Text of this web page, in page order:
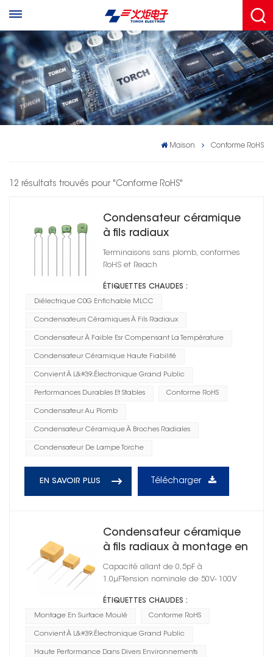
Maison Conforme RoHS
12 résultats trouvés pour "Conforme RoHS"
Condensateur céramique
à fils radiaux
Terminaisons sans plomb, conformes
RoHS et Reach
ÉTIQUETTES CHAUDES :
Diélectrique C0G Enfichable MLCC
Condensateurs Céramiques À Fils Radiaux
Condensateur À Faible Esr Compensant La Température
Condensateur Céramique Haute Fiabilité
Convient À L&#39;électronique Grand Public
Performances Durables Et Stables Conforme RoHS
Condensateur Au Plomb
Condensateur Céramique À Broches Radiales
Condensateur De Lampe Torche
EN SAVOIR PLUS Télécharger
Condensateur céramique
à fils radiaux à montage en
surface moulé
Capacité allant de 0,5pF à
1.0μFTension nominale de 50V- 100V
ÉTIQUETTES CHAUDES :
Montage En Surface Moulé Conforme RoHS
Convient À L&#39;électronique Grand Public
Haute Performance Dans Divers Environnements